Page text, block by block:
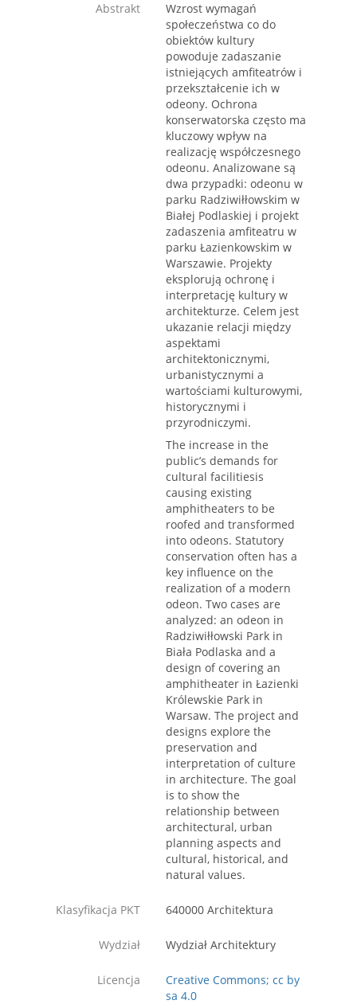
Abstrakt
Wzrost wymagań
społeczeństwa co do
obiektów kultury
powoduje zadaszanie
istniejących amfiteatrów i
przekształcenie ich w
odeony. Ochrona
konserwatorska często ma
kluczowy wpływ na
realizację współczesnego
odeonu. Analizowane są
dwa przypadki: odeonu w
parku Radziwiłłowskim w
Białej Podlaskiej i projekt
zadaszenia amfiteatru w
parku Łazienkowskim w
Warszawie. Projekty
eksplorują ochronę i
interpretację kultury w
architekturze. Celem jest
ukazanie relacji między
aspektami
architektonicznymi,
urbanistycznymi a
wartościami kulturowymi,
historycznymi i
przyrodniczymi.
The increase in the
public’s demands for
cultural facilitiesis
causing existing
amphitheaters to be
roofed and transformed
into odeons. Statutory
conservation often has a
key influence on the
realization of a modern
odeon. Two cases are
analyzed: an odeon in
Radziwiłłowski Park in
Biała Podlaska and a
design of covering an
amphitheater in Łazienki
Królewskie Park in
Warsaw. The project and
designs explore the
preservation and
interpretation of culture
in architecture. The goal
is to show the
relationship between
architectural, urban
planning aspects and
cultural, historical, and
natural values.
Klasyfikacja PKT 640000 Architektura
Wydział Wydział Architektury
Licencja
Creative Commons; cc by
sa 4.0